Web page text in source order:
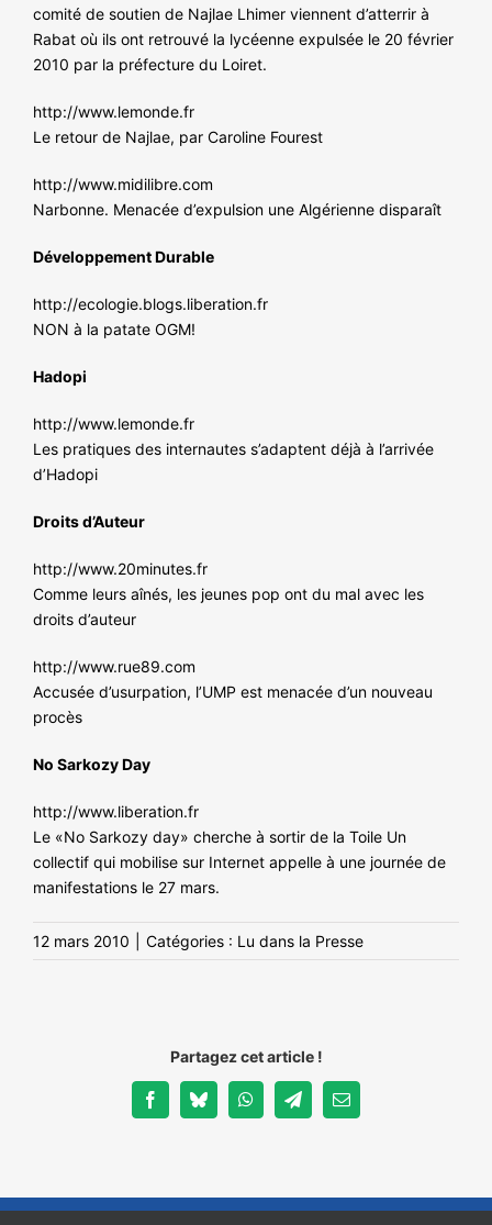
comité de soutien de Najlae Lhimer viennent d’atterrir à
Rabat où ils ont retrouvé la lycéenne expulsée le 20 février
2010 par la préfecture du Loiret.
http://www.lemonde.fr
Le retour de Najlae, par Caroline Fourest
http://www.midilibre.com
Narbonne. Menacée d’expulsion une Algérienne disparaît
Développement Durable
http://ecologie.blogs.liberation.fr
NON à la patate OGM!
Hadopi
http://www.lemonde.fr
Les pratiques des internautes s’adaptent déjà à l’arrivée
d’Hadopi
Droits d’Auteur
http://www.20minutes.fr
Comme leurs aînés, les jeunes pop ont du mal avec les
droits d’auteur
http://www.rue89.com
Accusée d’usurpation, l’UMP est menacée d’un nouveau
procès
No Sarkozy Day
http://www.liberation.fr
Le «No Sarkozy day» cherche à sortir de la Toile Un
collectif qui mobilise sur Internet appelle à une journée de
manifestations le 27 mars.
12 mars 2010 Catégories : Lu dans la Presse
Partagez cet article !
FacebookBlueskyWhatsAppTelegramEmail